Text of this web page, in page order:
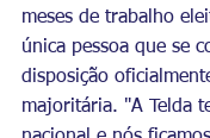
meses de trabalho
única pessoa que se
disposição
majoritária. "A Telda